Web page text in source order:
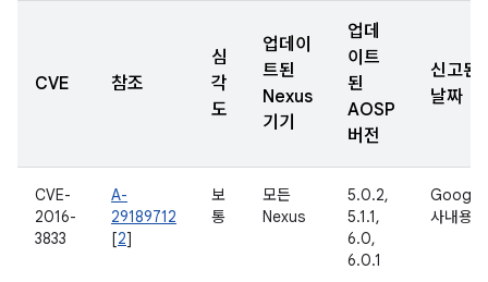
CVE 참조
심
각
도
업데이
트된
Nexus
기기
업데
이트
된
AOSP
버전
신고된
날짜
CVE-
2016-
3833
A-
29189712
[2]
보
통
모든
Nexus
5.0.2,
5.1.1,
6.0,
6.0.1
Google
사내용